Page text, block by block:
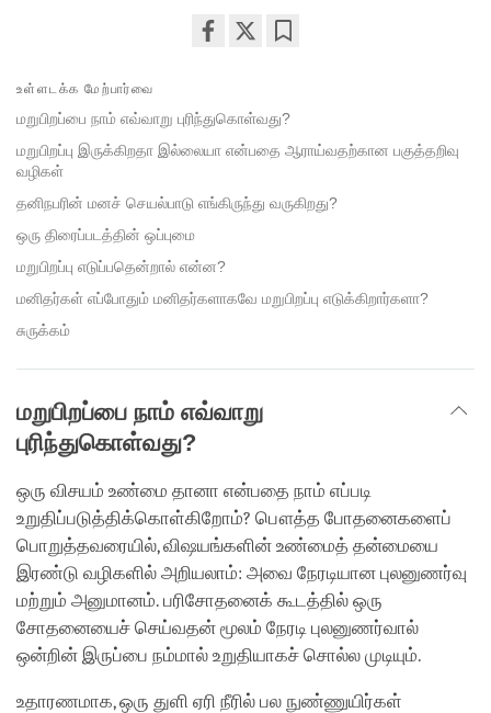
facebook
உள்ளடக்க மேற்பார்வை
மறுபிறப்பை நாம் எவ்வாறு புரிந்துகொள்வது?
மறுபிறப்பு இருக்கிறதா இல்லையா என்பதை ஆராய்வதற்கான பகுத்தறிவு
வழிகள்
தனிநபரின் மனச் செயல்பாடு எங்கிருந்து வருகிறது?
ஒரு திரைப்படத்தின் ஒப்புமை
மறுபிறப்பு எடுப்பதென்றால் என்ன?
மனிதர்கள் எப்போதும் மனிதர்களாகவே மறுபிறப்பு எடுக்கிறார்களா?
சுருக்கம்
மறுபிறப்பை நாம் எவ்வாறு
புரிந்துகொள்வது?
ஒரு விசயம் உண்மை தானா என்பதை நாம் எப்படி
உறுதிப்படுத்திக்கொள்கிறோம்? பௌத்த போதனைகளைப்
பொறுத்தவரையில், விஷயங்களின் உண்மைத் தன்மையை
இரண்டு வழிகளில் அறியலாம்: அவை நேரடியான புலனுணர்வு
மற்றும் அனுமானம். பரிசோதனைக் கூடத்தில் ஒரு
சோதனையைச் செய்வதன் மூலம் நேரடி புலனுணர்வால்
ஒன்றின் இருப்பை நம்மால் உறுதியாகச் சொல்ல முடியும்.
உதாரணமாக, ஒரு துளி ஏரி நீரில் பல நுண்ணுயிர்கள்